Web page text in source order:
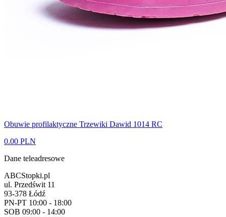
Obuwie profilaktyczne Trzewiki Dawid 1014 RC
0.00 PLN
Dane teleadresowe
ABCStopki.pl
ul. Przedświt 11
93-378 Łódź
PN-PT 10:00 - 18:00
SOB 09:00 - 14:00